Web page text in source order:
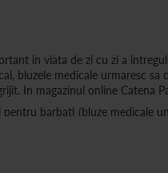
in viata de zi cu zi a
bluzele medicale urmaresc
In magazinul online Catena
barbati (bluze medicale
dupa preferinte.